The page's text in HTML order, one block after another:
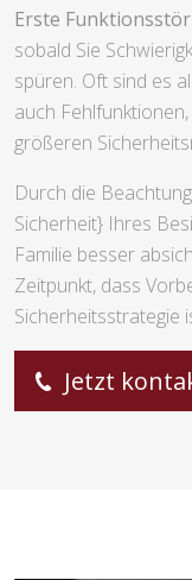
Erste
sobald Sie
spüren. Oft sind es
auch
größeren
Durch die
Sicherheit} Ihres
Familie besser
Zeitpunkt, dass
Sicherheitsstrategie
Jetzt